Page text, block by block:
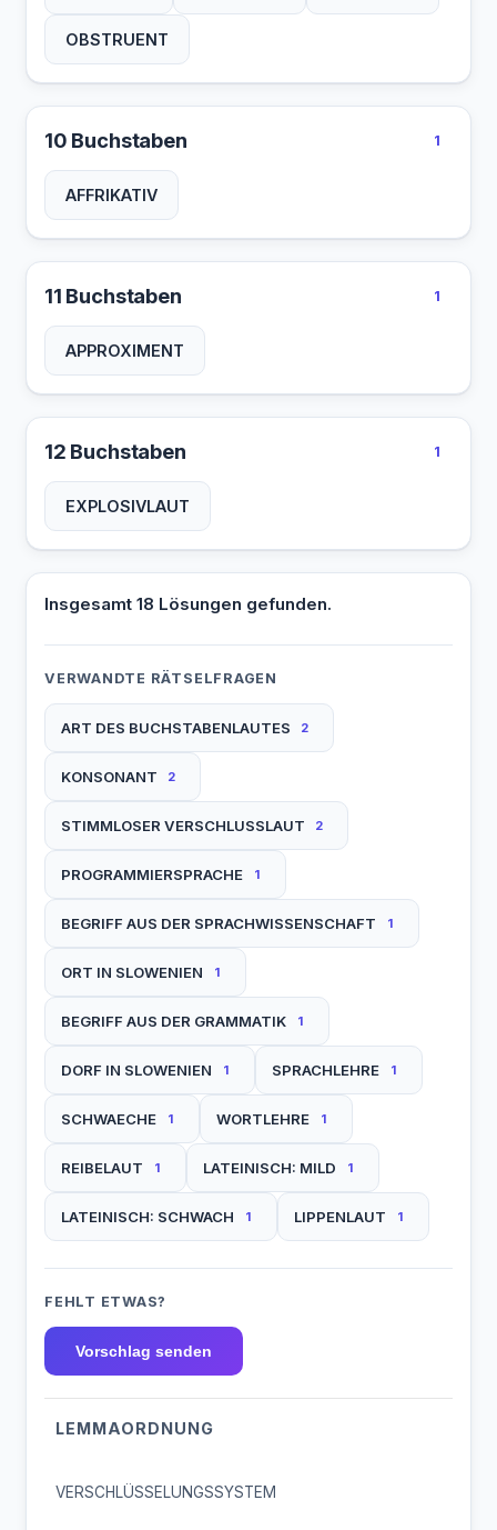
OBSTRUENT
10 Buchstaben 1
AFFRIKATIV
11 Buchstaben 1
APPROXIMENT
12 Buchstaben 1
EXPLOSIVLAUT
Insgesamt 18 Lösungen gefunden.
VERWANDTE RÄTSELFRAGEN
ART DES BUCHSTABENLAUTES 2
KONSONANT 2
STIMMLOSER VERSCHLUSSLAUT 2
PROGRAMMIERSPRACHE 1
BEGRIFF AUS DER SPRACHWISSENSCHAFT 1
ORT IN SLOWENIEN 1
BEGRIFF AUS DER GRAMMATIK 1
DORF IN SLOWENIEN 1 SPRACHLEHRE 1
SCHWAECHE 1 WORTLEHRE 1
REIBELAUT 1 LATEINISCH: MILD 1
LATEINISCH: SCHWACH 1 LIPPENLAUT 1
FEHLT ETWAS?
Vorschlag senden
LEMMAORDNUNG
VERSCHLÜSSELUNGSSYSTEM